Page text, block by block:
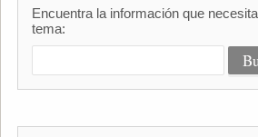
Encuentra la información que
tema: